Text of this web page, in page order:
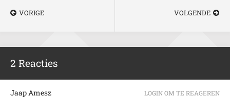
VORIGE VOLGENDE
2 Reacties
Jaap Amesz LOGIN OM TE REAGEREN